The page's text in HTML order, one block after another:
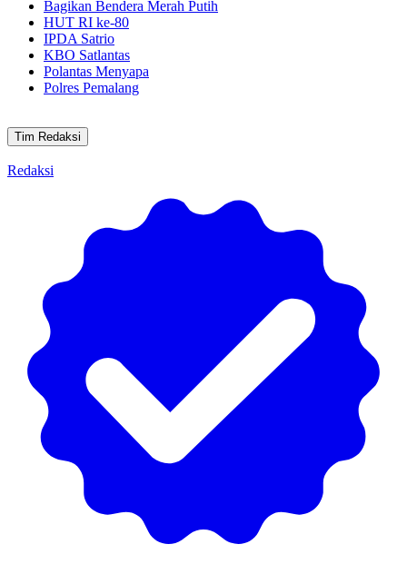
Bagikan Bendera Merah Putih
HUT RI ke-80
IPDA Satrio
KBO Satlantas
Polantas Menyapa
Polres Pemalang
Tim Redaksi
Redaksi